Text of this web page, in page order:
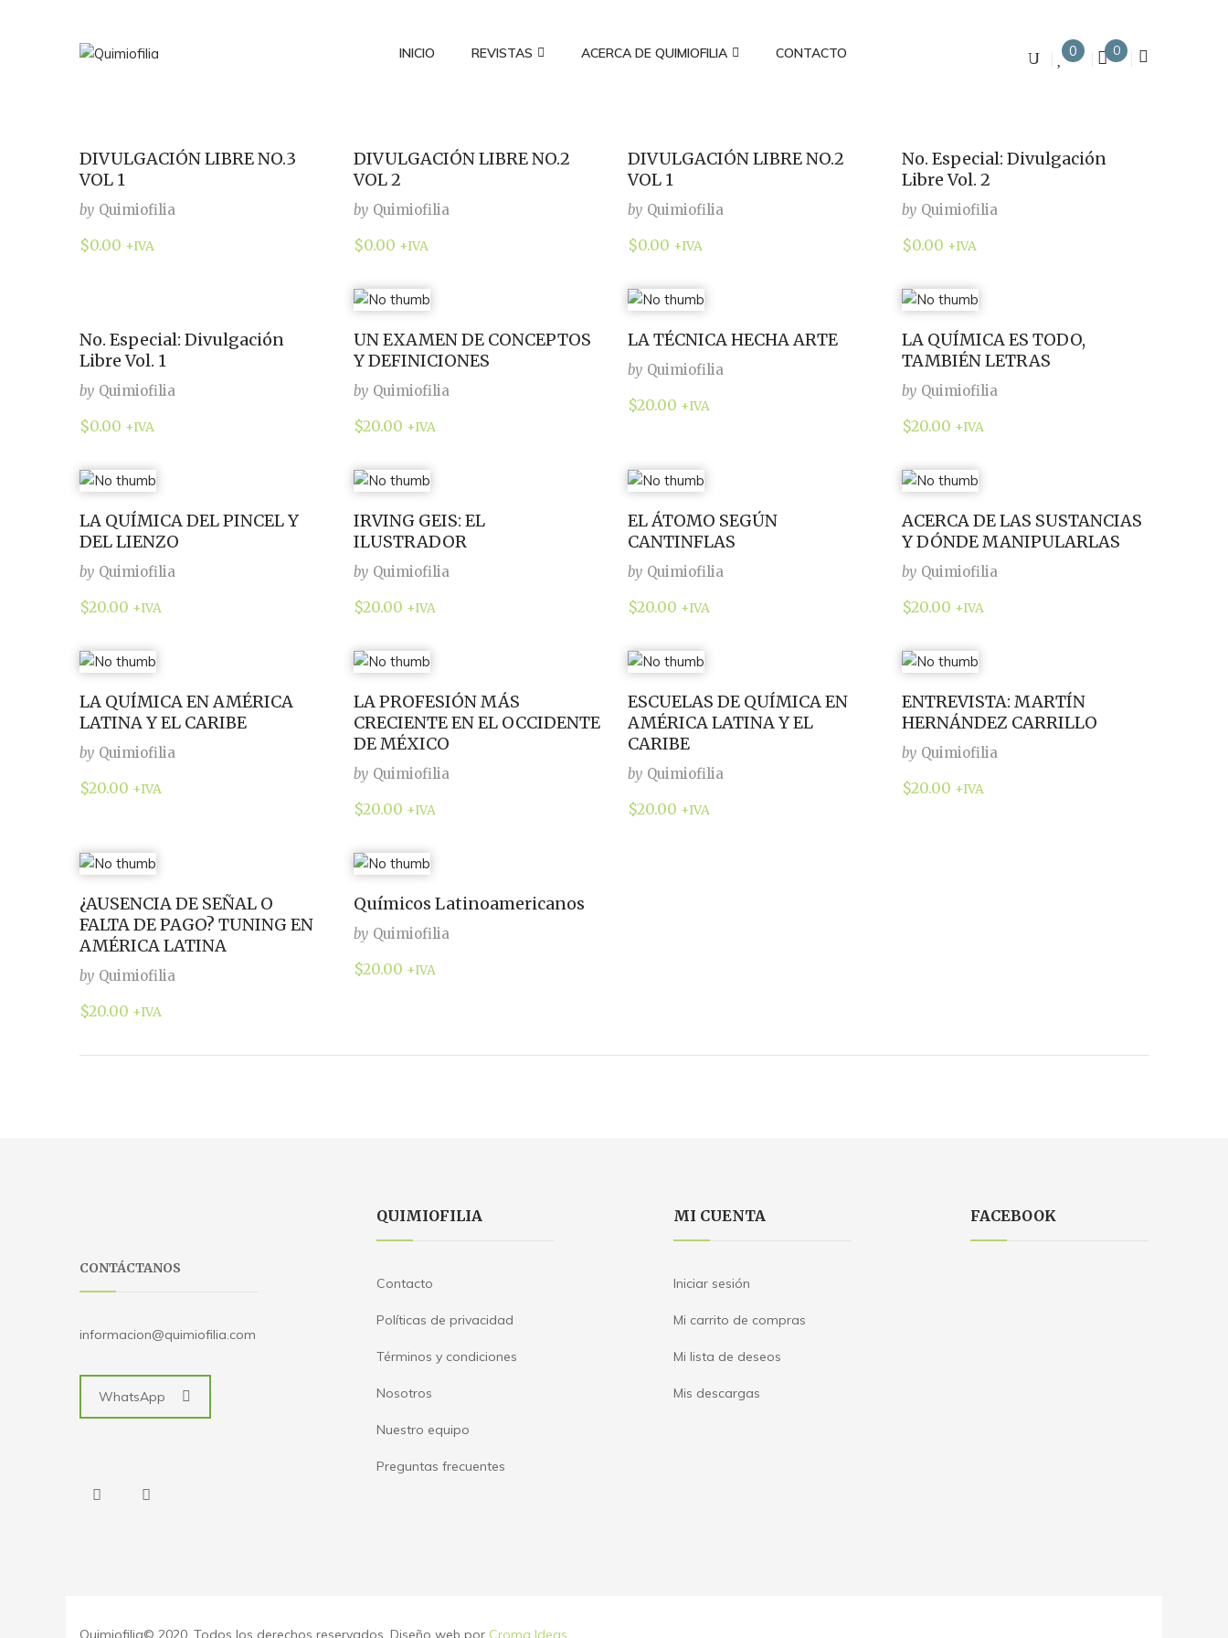
INICIO REVISTAS ACERCA DE QUIMIOFILIA CONTACTO 0 0
DIVULGACIÓN LIBRE NO.3
VOL 1
by Quimiofilia
$0.00 +IVA
DIVULGACIÓN LIBRE NO.2
VOL 2
by Quimiofilia
$0.00 +IVA
DIVULGACIÓN LIBRE NO.2
VOL 1
by Quimiofilia
$0.00 +IVA
No. Especial: Divulgación
Libre Vol. 2
by Quimiofilia
$0.00 +IVA
No. Especial: Divulgación
Libre Vol. 1
by Quimiofilia
$0.00 +IVA
UN EXAMEN DE CONCEPTOS
Y DEFINICIONES
by Quimiofilia
$20.00 +IVA
LA TÉCNICA HECHA ARTE
by Quimiofilia
$20.00 +IVA
LA QUÍMICA ES TODO,
TAMBIÉN LETRAS
by Quimiofilia
$20.00 +IVA
LA QUÍMICA DEL PINCEL Y
DEL LIENZO
by Quimiofilia
$20.00 +IVA
IRVING GEIS: EL
ILUSTRADOR
by Quimiofilia
$20.00 +IVA
EL ÁTOMO SEGÚN
CANTINFLAS
by Quimiofilia
$20.00 +IVA
ACERCA DE LAS SUSTANCIAS
Y DÓNDE MANIPULARLAS
by Quimiofilia
$20.00 +IVA
LA QUÍMICA EN AMÉRICA
LATINA Y EL CARIBE
by Quimiofilia
$20.00 +IVA
LA PROFESIÓN MÁS
CRECIENTE EN EL OCCIDENTE
DE MÉXICO
by Quimiofilia
$20.00 +IVA
ESCUELAS DE QUÍMICA EN
AMÉRICA LATINA Y EL
CARIBE
by Quimiofilia
$20.00 +IVA
ENTREVISTA: MARTÍN
HERNÁNDEZ CARRILLO
by Quimiofilia
$20.00 +IVA
¿AUSENCIA DE SEÑAL O
FALTA DE PAGO? TUNING EN
AMÉRICA LATINA
by Quimiofilia
$20.00 +IVA
Químicos Latinoamericanos
by Quimiofilia
$20.00 +IVA
CONTÁCTANOS
informacion@quimiofilia.com
WhatsApp
QUIMIOFILIA
Contacto
Políticas de privacidad
Términos y condiciones
Nosotros
Nuestro equipo
Preguntas frecuentes
MI CUENTA
Iniciar sesión
Mi carrito de compras
Mi lista de deseos
Mis descargas
FACEBOOK
Quimiofilia© 2020. Todos los derechos reservados. Diseño web por Croma Ideas